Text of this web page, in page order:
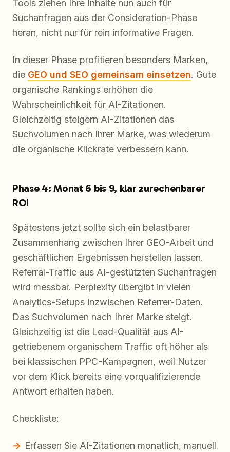
Tools ziehen Ihre Inhalte nun auch für
Suchanfragen aus der Consideration-Phase
heran, nicht nur für rein informative Fragen.
In dieser Phase profitieren besonders Marken,
die GEO und SEO gemeinsam einsetzen. Gute
organische Rankings erhöhen die
Wahrscheinlichkeit für AI-Zitationen.
Gleichzeitig steigern AI-Zitationen das
Suchvolumen nach Ihrer Marke, was wiederum
die organische Klickrate verbessern kann.
Phase 4: Monat 6 bis 9, klar zurechenbarer
ROI
Spätestens jetzt sollte sich ein belastbarer
Zusammenhang zwischen Ihrer GEO-Arbeit und
geschäftlichen Ergebnissen herstellen lassen.
Referral-Traffic aus AI-gestützten Suchanfragen
wird messbar. Perplexity übergibt in vielen
Analytics-Setups inzwischen Referrer-Daten.
Das Suchvolumen nach Ihrer Marke steigt.
Gleichzeitig ist die Lead-Qualität aus AI-
getriebenem organischem Traffic oft höher als
bei klassischen PPC-Kampagnen, weil Nutzer
vor dem Klick bereits eine vorqualifizierende
Antwort erhalten haben.
Checkliste:
Erfassen Sie AI-Zitationen monatlich, manuell